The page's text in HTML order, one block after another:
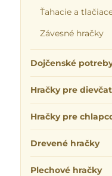
Ťahacie a
Závesné hračky
Dojčenské
Hračky pre
Hračky pre
Drevené hračky
Plechové hračky